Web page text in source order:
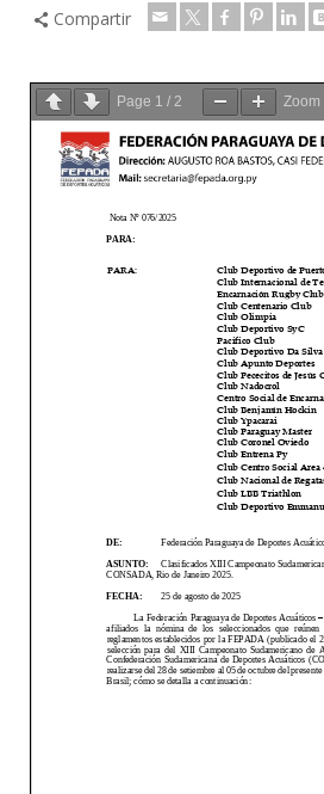
Compartir
Page 1 / 2 Zoom